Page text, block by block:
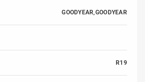
GOODYEAR,GOODYEAR
R19